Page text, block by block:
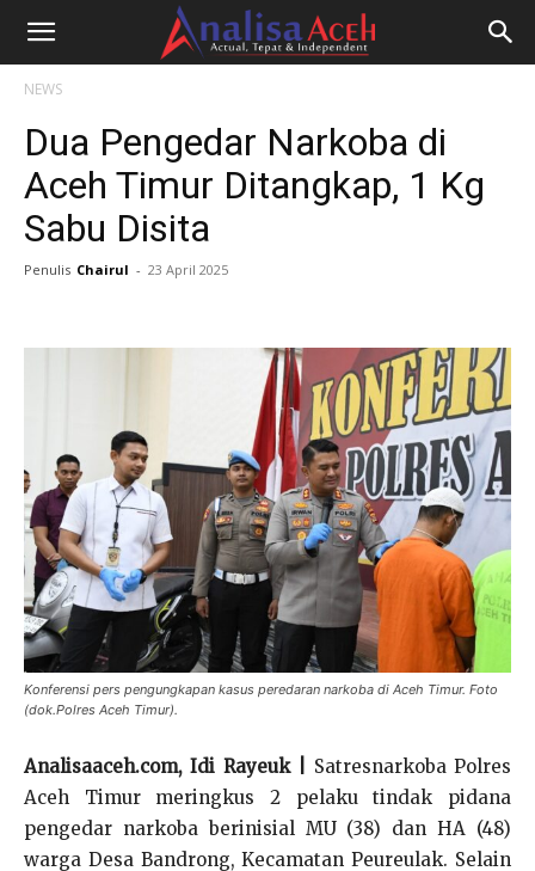
NEWS
Dua Pengedar Narkoba di
Aceh Timur Ditangkap, 1 Kg
Sabu Disita
Penulis Chairul - 23 April 2025
Konferensi pers pengungkapan kasus peredaran narkoba di Aceh Timur. Foto
(dok.Polres Aceh Timur).
Analisaaceh.com, Idi Rayeuk |
Satresnarkoba Polres
Aceh Timur meringkus 2 pelaku tindak pidana
pengedar narkoba berinisial MU (38) dan HA (48)
warga Desa Bandrong, Kecamatan Peureulak. Selain